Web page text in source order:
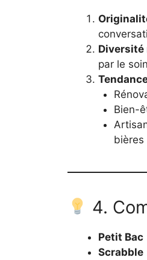
Diversité
par le
Bien-
bières
4.
Petit Bac
Scrabble